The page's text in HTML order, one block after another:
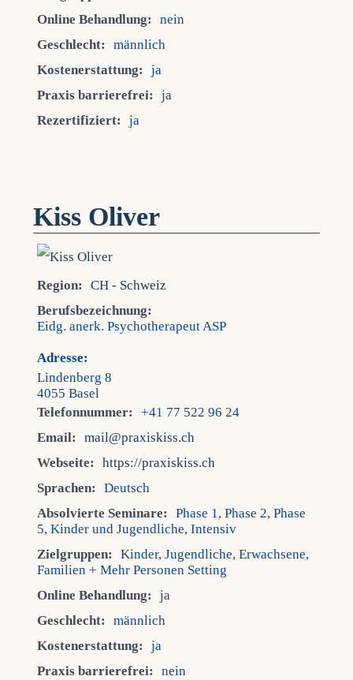
Online Behandlung:
nein
Geschlecht:
männlich
Kostenerstattung:
ja
Praxis barrierefrei:
ja
Rezertifiziert:
ja
Kiss Oliver
Region:
CH - Schweiz
Berufsbezeichnung:
Eidg. anerk. Psychotherapeut ASP
Adresse:
Lindenberg 8
4055 Basel
Telefonnummer:
+41 77 522 96 24
Email:
mail@praxiskiss.ch
Webseite:
https://praxiskiss.ch
Sprachen:
Deutsch
Absolvierte Seminare:
Phase 1, Phase 2, Phase
5, Kinder und Jugendliche, Intensiv
Zielgruppen:
Kinder, Jugendliche, Erwachsene,
Familien + Mehr Personen Setting
Online Behandlung:
ja
Geschlecht:
männlich
Kostenerstattung:
ja
Praxis barrierefrei:
nein